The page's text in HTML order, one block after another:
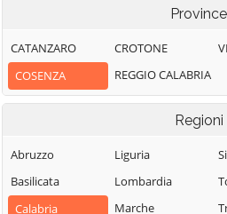
Aprigliano
Belmonte
Calabro
Bianchi
Piemontese
Lago
Laino Castello
Lappano
Province
CATANZARO
COSENZA
CROTONE
REGGIO CALABRIA
Regioni
Abruzzo
Basilicata
Calabria
Liguria
Lombardia
Marche